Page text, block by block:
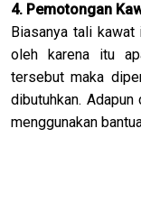
4. Pemotongan
Biasanya tali
oleh karena itu
tersebut maka
dibutuhkan.
menggunakan